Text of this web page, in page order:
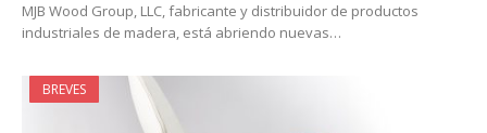
MJB Wood Group, LLC, fabricante y distribuidor de productos
industriales de madera, está abriendo nuevas…
BREVES